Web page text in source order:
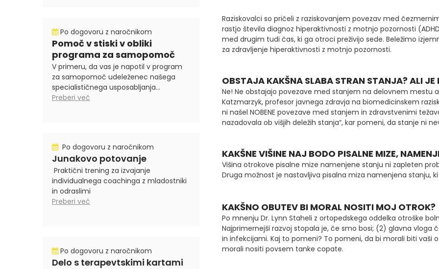
Po dogovoru z naročnikom
Pomoč v stiski v obliki
programa za samopomoč
V primeru, da vas je napotil v program
za samopomoč udeleženec našega
specialističnega usposabljanja...
Preberi več
Po dogovoru z naročnikom
Junakovo potovanje
Praktični trening za izvajanje
individualnega coachinga z mladostniki
in odraslimi
Preberi več
Po dogovoru z naročnikom
Delo s terapevtskimi kartami
Raziskovalci so pričeli z raziskovanjem povezav med
rastjo števila diagnoz hiperaktivnosti z motnjo pozornosti
med drugim tudi čas, ki ga otroci preživijo sede. Beležimo
za zdravljenje hiperaktivnosti z motnjo pozornosti.
OBSTAJA KAKŠNA SLABA STRAN STANJA? ALI JE
Ne! Ne obstajajo povezave med stanjem na delovnem mestu
Katzmarzyk, profesor javnega zdravja na biomedicinskem
ni našel NOBENE povezave med stanjem in zdravstvenimi
nazadovala ob višjih deležih stanja“, kar pomeni, da stanje ni
KAKŠNE VIŠINE NAJ BODO PISALNE MIZE,
Višina otrokove pisalne mize namenjene stanju ni zapleten
Druga možnost je nastavljiva pisalna miza namenjena stanju,
KAKŠNO OBUTEV BI MORAL NOSITI MOJ OTROK?
Po mnenju Dr. Lynn Staheli z ortopedskega oddelka otroške
Najprimernejši razvoj stopala je, če smo bosi; (2) glavna vloga
in infekcijami. Kaj to pomeni? To pomeni, da bi morali biti vaši
morali nositi povsem tanke copate.